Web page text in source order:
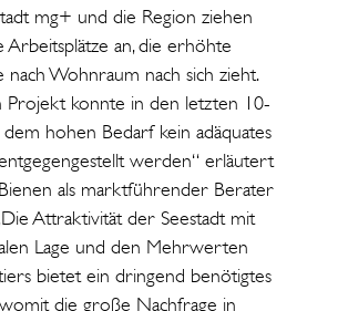
mg+ und die Region ziehen
Arbeitsplätze an, die erhöhte
nach Wohnraum nach sich zieht.
Projekt konnte in den letzten 10-
dem hohen Bedarf kein adäquates
werden“ erläutert
als marktführender Berater
Attraktivität der Seestadt mit
Lage und den Mehrwerten
bietet ein dringend benötigtes
die große Nachfrage in